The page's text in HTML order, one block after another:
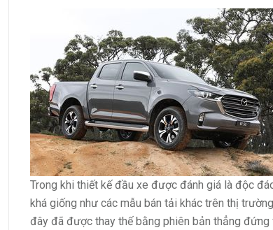
Trong khi thiết kế đầu xe được đánh giá là độc
khá giống như các mẫu bán tải khác trên thị
đây đã được thay thế bằng phiên bản thẳng đứng